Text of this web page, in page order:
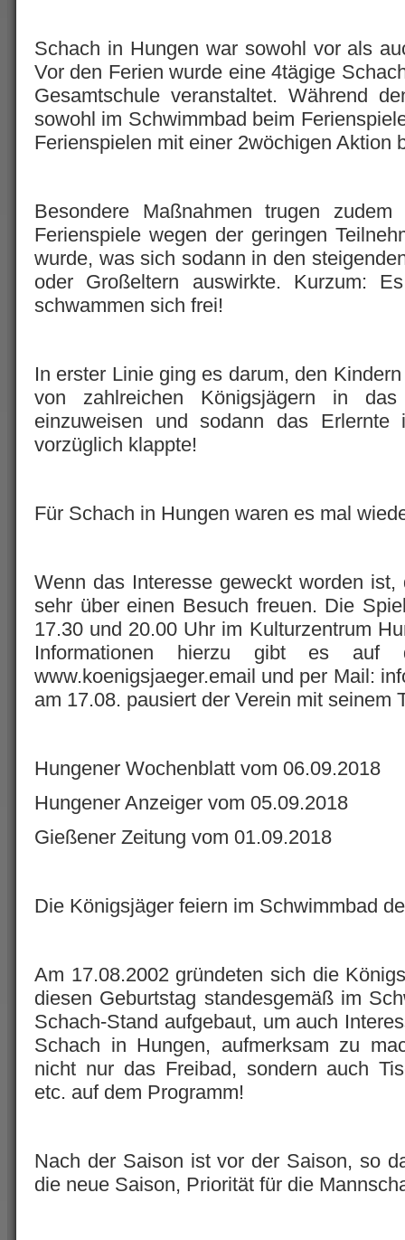
Schach in Hungen war sowohl vor als
Vor den Ferien wurde eine 4tägige
Gesamtschule veranstaltet. Während
sowohl im Schwimmbad beim
Ferienspielen mit einer 2wöchigen Aktion
Besondere Maßnahmen trugen
Ferienspiele wegen der geringen
wurde, was sich sodann in den
oder Großeltern auswirkte. Kurzum:
schwammen sich frei!
In erster Linie ging es darum, den
von zahlreichen Königsjägern in
einzuweisen und sodann das
vorzüglich klappte!
Für Schach in Hungen waren es mal
Wenn das Interesse geweckt worden
sehr über einen Besuch freuen. Die
17.30 und 20.00 Uhr im Kulturzentrum
Informationen hierzu gibt es auf
www.koenigsjaeger.email und per Mail:
am 17.08. pausiert der Verein mit seinem
Hungener Wochenblatt vom 06.09.2018
Hungener Anzeiger vom 05.09.2018
Gießener Zeitung vom 01.09.2018
Die Königsjäger feiern im Schwimmbad
Am 17.08.2002 gründeten sich die
diesen Geburtstag standesgemäß im
Schach-Stand aufgebaut, um auch
Schach in Hungen, aufmerksam zu
nicht nur das Freibad, sondern auch
etc. auf dem Programm!
Nach der Saison ist vor der Saison, so
die neue Saison, Priorität für die